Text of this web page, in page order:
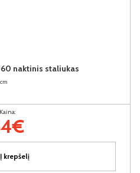
naktinis staliukas
Kaina:
Į krepšelį